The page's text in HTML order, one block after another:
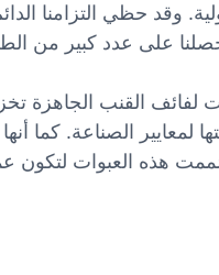
وقد حظي التزامنا
على عدد كبير من
لفائف القنب الجاهزة
لمعايير الصناعة. كما
هذه العبوات لتكون